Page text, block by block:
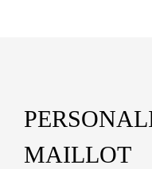
MAILLOT